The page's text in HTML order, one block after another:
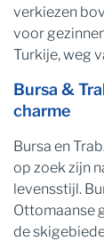
verkiezen
voor
Turkije, weg
Bursa &
charme
Bursa en
op zoek zijn
levensstijl.
Ottomaanse
de